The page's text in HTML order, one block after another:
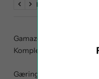
BESKRIVELSE
Previous
Next
Gamazo Reserva fra
Komplekse, rene,
Gæring af druerne er